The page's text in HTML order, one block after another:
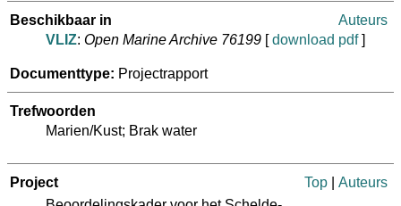
Beschikbaar in
Auteurs
VLIZ: Open Marine Archive 76199 [download pdf]
Documenttype: Projectrapport
Trefwoorden
Marien/Kust; Brak water
Project Top
Auteurs